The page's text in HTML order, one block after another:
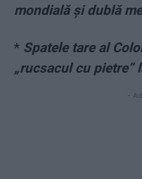
mondială și dublă
* Spatele tare al
„rucsacul cu pietre”
-